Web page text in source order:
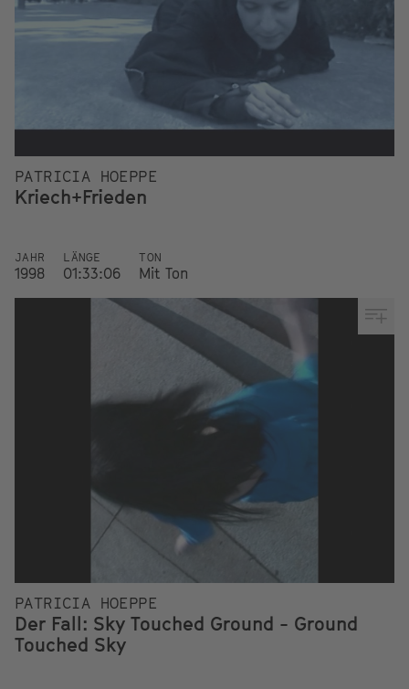
PATRICIA HOEPPE
Kriech+Frieden
JAHR
1998
LÄNGE
01:33:06
TON
Mit Ton
PATRICIA HOEPPE
Der Fall: Sky Touched Ground - Ground
Touched Sky